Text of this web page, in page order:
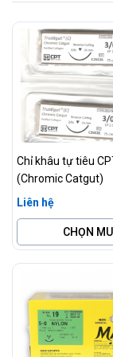
Chỉ khâu tự tiêu
(Chromic Catgut)
Liên hệ
CHỌN